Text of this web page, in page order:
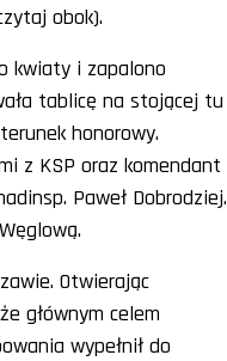
obok).
kwiaty i zapalono
tablicę na stojącej tu
honorowy.
z KSP oraz komendant
Paweł Dobrodziej.
Otwierając
głównym celem
wypełnił do